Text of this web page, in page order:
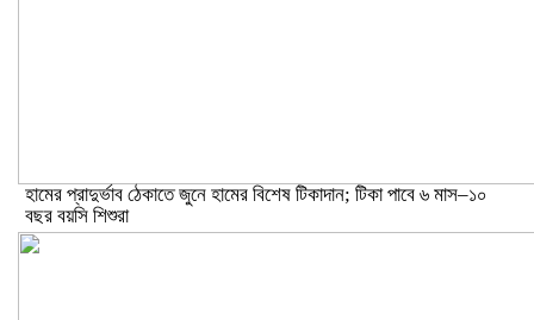
হামের প্রাদুর্ভাব ঠেকাতে জুনে হামের বিশেষ টিকাদান; টিকা পাবে ৬ মাস–১০
বছর বয়সি শিশুরা